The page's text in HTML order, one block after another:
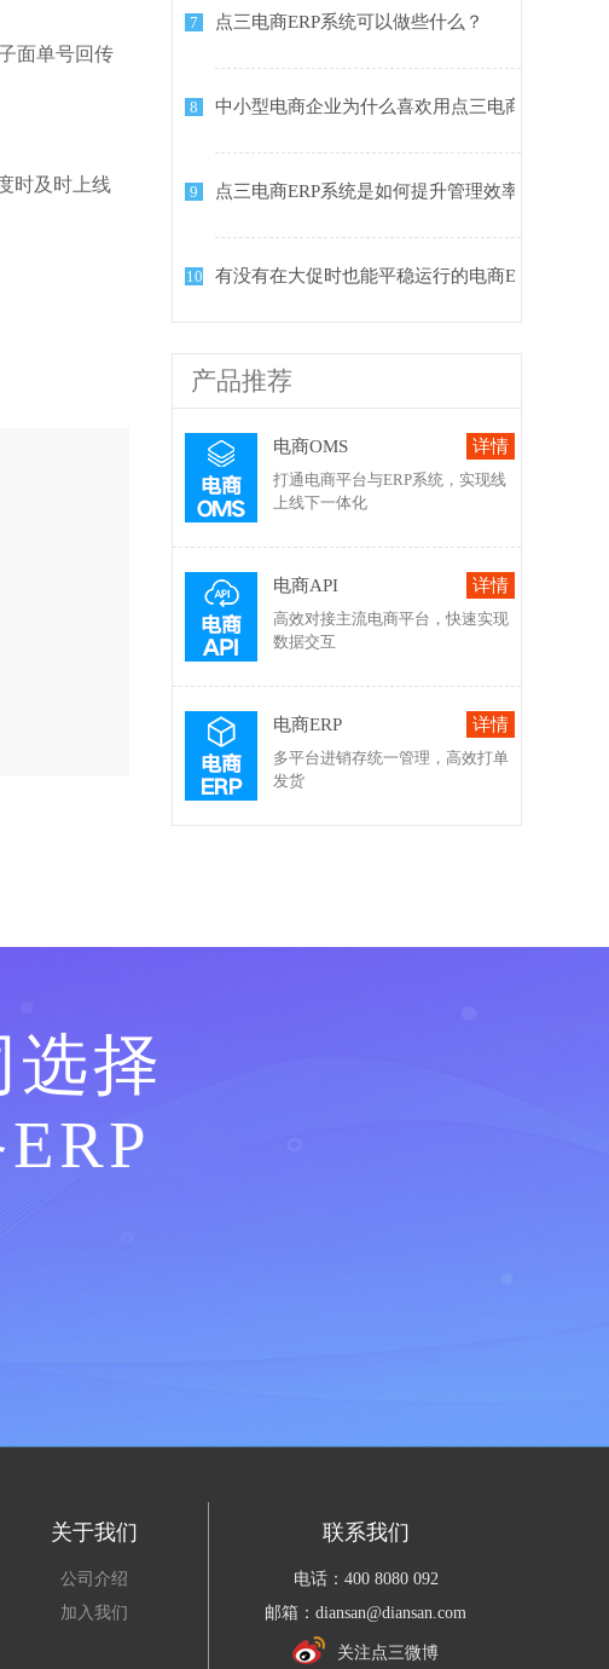
面单号回传
时及时上线
7 点三电商ERP系统可以做些什么？
8 中小型电商企业为什么喜欢用点三电商ERP系统？
9 点三电商ERP系统是如何提升管理效率的？
10 有没有在大促时也能平稳运行的电商ERP系统？
产品推荐
电商OMS
打通电商平台与ERP系统，实现线
上线下一体化
电商API
高效对接主流电商平台，快速实现
数据交互
电商ERP
多平台进销存统一管理，高效打单
发货
选择
关于我们
公司介绍
加入我们
联系我们
电话：400 8080 092
邮箱：diansan@diansan.com
关注点三微博